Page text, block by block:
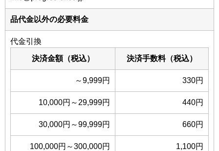
品代金以外の必要料金
代金引換
決済金額（税込） 決済手数料（税込）
～9,999円 330円
10,000円～29,999円 440円
30,000円～99,999円 660円
100,000円～300,000円 1,100円